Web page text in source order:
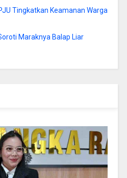
Tingkatkan Keamanan Warga
Maraknya Balap Liar